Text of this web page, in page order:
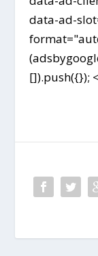
data-ad-
[]).push({});